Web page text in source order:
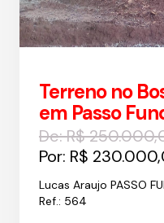
Terreno no
em Passo
De: R$
Por: R$
Lucas Araujo PASSO
Ref.: 564